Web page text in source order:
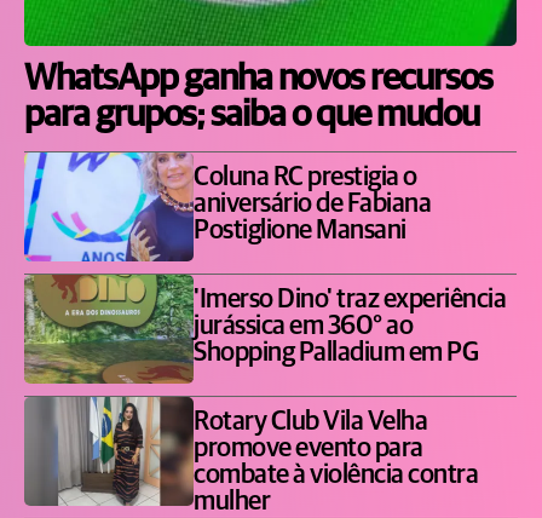
WhatsApp ganha novos recursos
para grupos; saiba o que mudou
Coluna RC prestigia o
aniversário de Fabiana
Postiglione Mansani
'Imerso Dino' traz experiência
jurássica em 360° ao
Shopping Palladium em PG
Rotary Club Vila Velha
promove evento para
combate à violência contra
mulher